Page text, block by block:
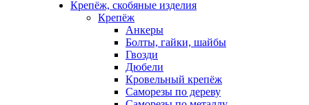
Крепёж, скобяные изделия
Крепёж
Анкеры
Болты, гайки, шайбы
Гвозди
Дюбели
Кровельный крепёж
Саморезы по дереву